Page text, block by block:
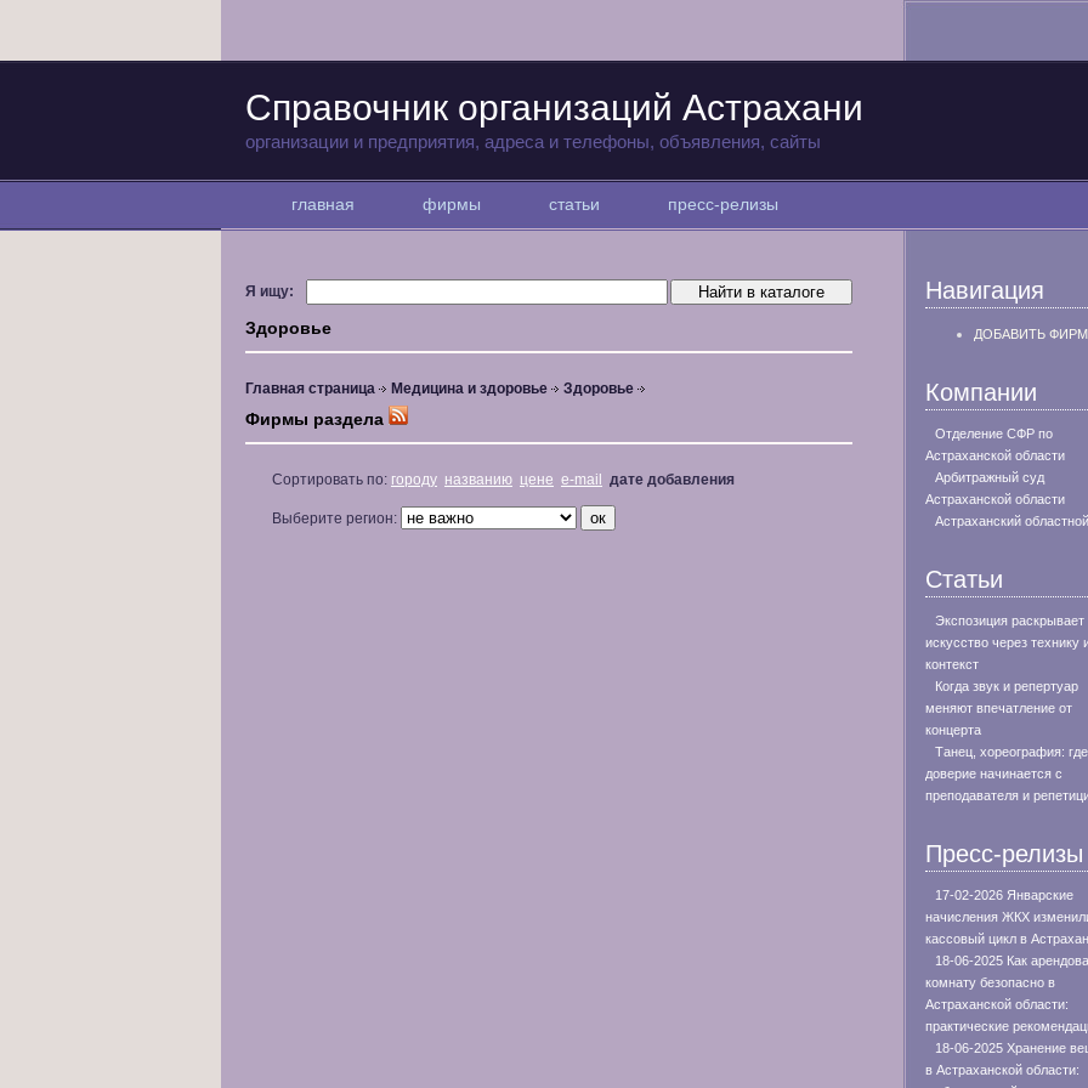
Справочник организаций Астрахани
организации и предприятия, адреса и телефоны, объявления, сайты
главная фирмы статьи пресс-релизы
Я ищу:
Здоровье
Главная страница Медицина и здоровье Здоровье
Фирмы раздела
Сортировать по: городу названию цене e-mail дате добавления
Выберите регион:
Навигация
ДОБАВИТЬ
Компании
Отделение СФР по
Астраханской области
Арбитражный суд
Астраханской области
Астраханский
Статьи
Экспозиция раскрывает
искусство через технику
контекст
Когда звук и репертуар
меняют впечатление от
концерта
Танец, хореография: где
доверие начинается с
преподавателя и
Пресс-релизы
17-02-2026 Январские
начисления ЖКХ
кассовый цикл в
18-06-2025 Как
комнату безопасно в
Астраханской области:
практические
18-06-2025 Хранение
в Астраханской области: